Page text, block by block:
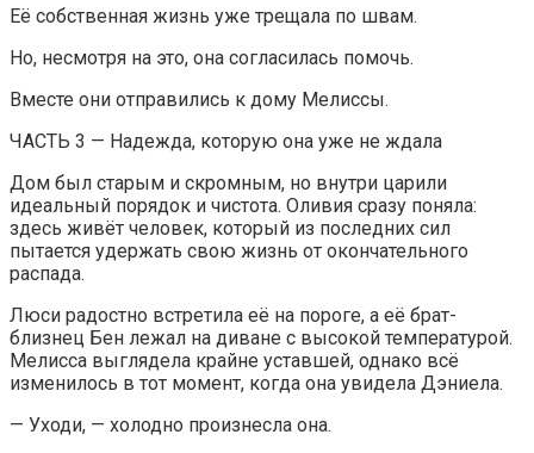
Её собственная жизнь уже трещала по швам.
Но, несмотря на это, она согласилась помочь.
Вместе они отправились к дому Мелиссы.
ЧАСТЬ 3 — Надежда, которую она уже не ждала
Дом был старым и скромным, но внутри царили
идеальный порядок и чистота. Оливия сразу поняла:
здесь живёт человек, который из последних сил
пытается удержать свою жизнь от окончательного
распада.
Люси радостно встретила её на пороге, а её брат-
близнец Бен лежал на диване с высокой температурой.
Мелисса выглядела крайне уставшей, однако всё
изменилось в тот момент, когда она увидела Дэниела.
— Уходи, — холодно произнесла она.